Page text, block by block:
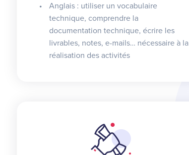
Anglais : utiliser un vocabulaire
technique, comprendre la
documentation technique, écrire les
livrables, notes, e-mails… nécessaire à la
réalisation des activités